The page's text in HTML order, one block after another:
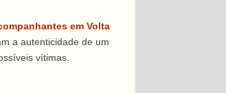
em Volta
a autenticidade de um
vítimas.